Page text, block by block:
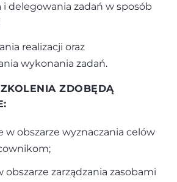
i delegowania zadań w sposób
realizacji oraz
wykonania zadań.
ZDOBĘDĄ
w obszarze wyznaczania celów
obszarze zarządzania zasobami